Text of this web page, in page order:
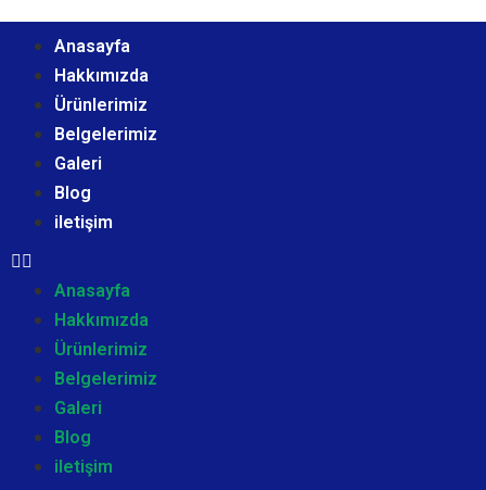
Anasayfa
Hakkımızda
Ürünlerimiz
Belgelerimiz
Galeri
Blog
iletişim
Anasayfa
Hakkımızda
Ürünlerimiz
Belgelerimiz
Galeri
Blog
iletişim